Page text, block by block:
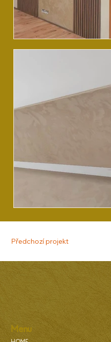
Předchozí projekt
Menu